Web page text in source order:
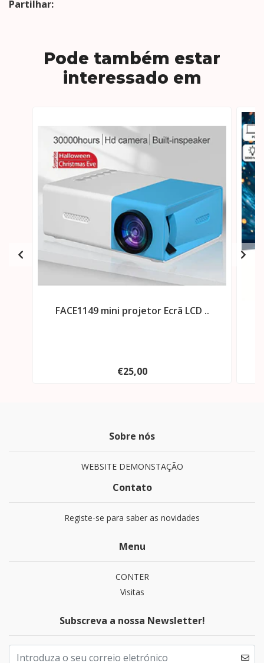
Partilhar:
Pode também estar
interessado em
FACE1149 mini projetor Ecrã LCD ..
€25,00
Sobre nós
WEBSITE DEMONSTAÇÃO
Contato
Registe-se para saber as novidades
Menu
CONTER
Visitas
Subscreva a nossa Newsletter!